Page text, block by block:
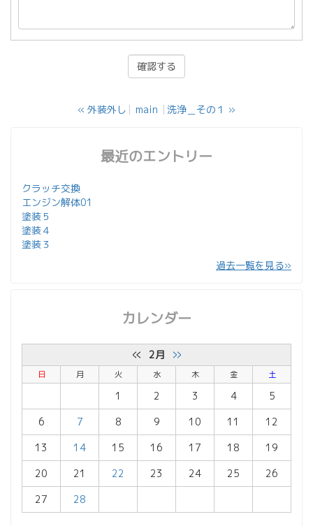
« 外装外し main 洗浄＿その１ »
最近のエントリー
クラッチ交換
エンジン解体01
塗装５
塗装４
塗装３
過去一覧を見る
カレンダー
«
2月 »
日 月 火 水 木 金 土
1 2 3 4
5
6
7 8 9 10 11
12
13
14 15 16 17 18
19
20
21 22 23 24 25
26
27
28